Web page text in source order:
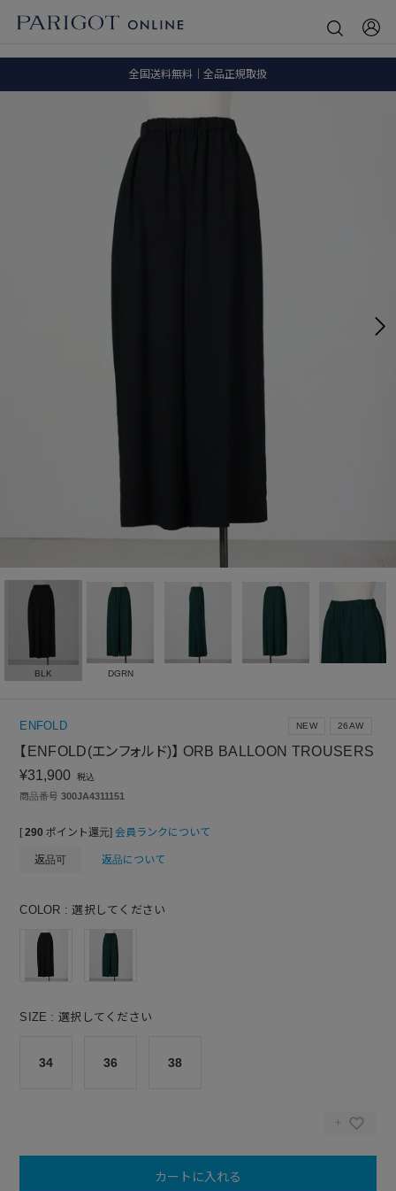
全国送料無料｜全品正規取扱
BLK DGRN
ENFOLD
【ENFOLD(エンフォルド)】 ORB BALLOON TROUSERS
¥31,900 税込
NEW 26AW
商品番号 300JA4311151
[ 290 ポイント還元] 会員ランクについて
返品可 返品について
COLOR 選択してください
SIZE 選択してください
34 36 38
カートに入れる